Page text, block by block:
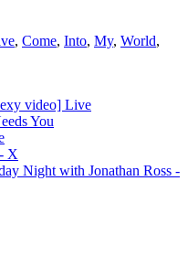
, Come, Into, My, World,
video] Live
You
X
Night with Jonathan Ross -